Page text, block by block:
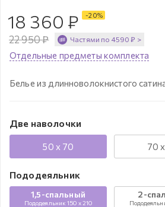
18 360 ₽
22 950₽
-20%
Частями по 4590 ₽ >
Отдельные предметы комплекта
Белье из длинноволокнистого
Две наволочки
50 x 70 70
Пододеяльник
1,5-спальный
Пододеяльник 150 x 210
2-